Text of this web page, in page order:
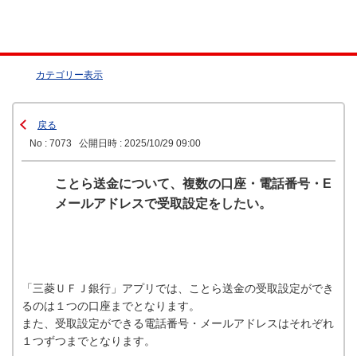
カテゴリー表示
戻る
No : 7073
公開日時 : 2025/10/29 09:00
ことら送金について、複数の口座・電話番号・E
メールアドレスで受取設定をしたい。
「三菱ＵＦＪ銀行」アプリでは、ことら送金の受取設定ができ
るのは１つの口座までとなります。
また、受取設定ができる電話番号・メールアドレスはそれぞれ
１つずつまでとなります。